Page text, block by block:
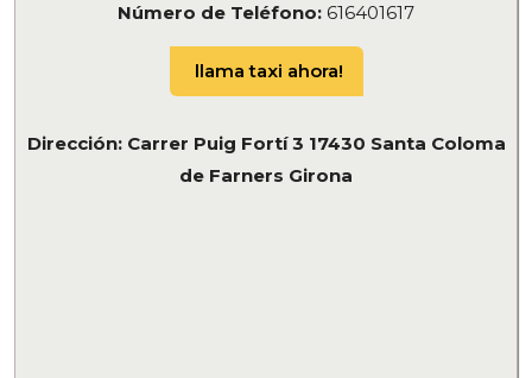
Número de Teléfono: 616401617
llama taxi ahora!
Dirección: Carrer Puig Fortí 3 17430 Santa Coloma
de Farners Girona